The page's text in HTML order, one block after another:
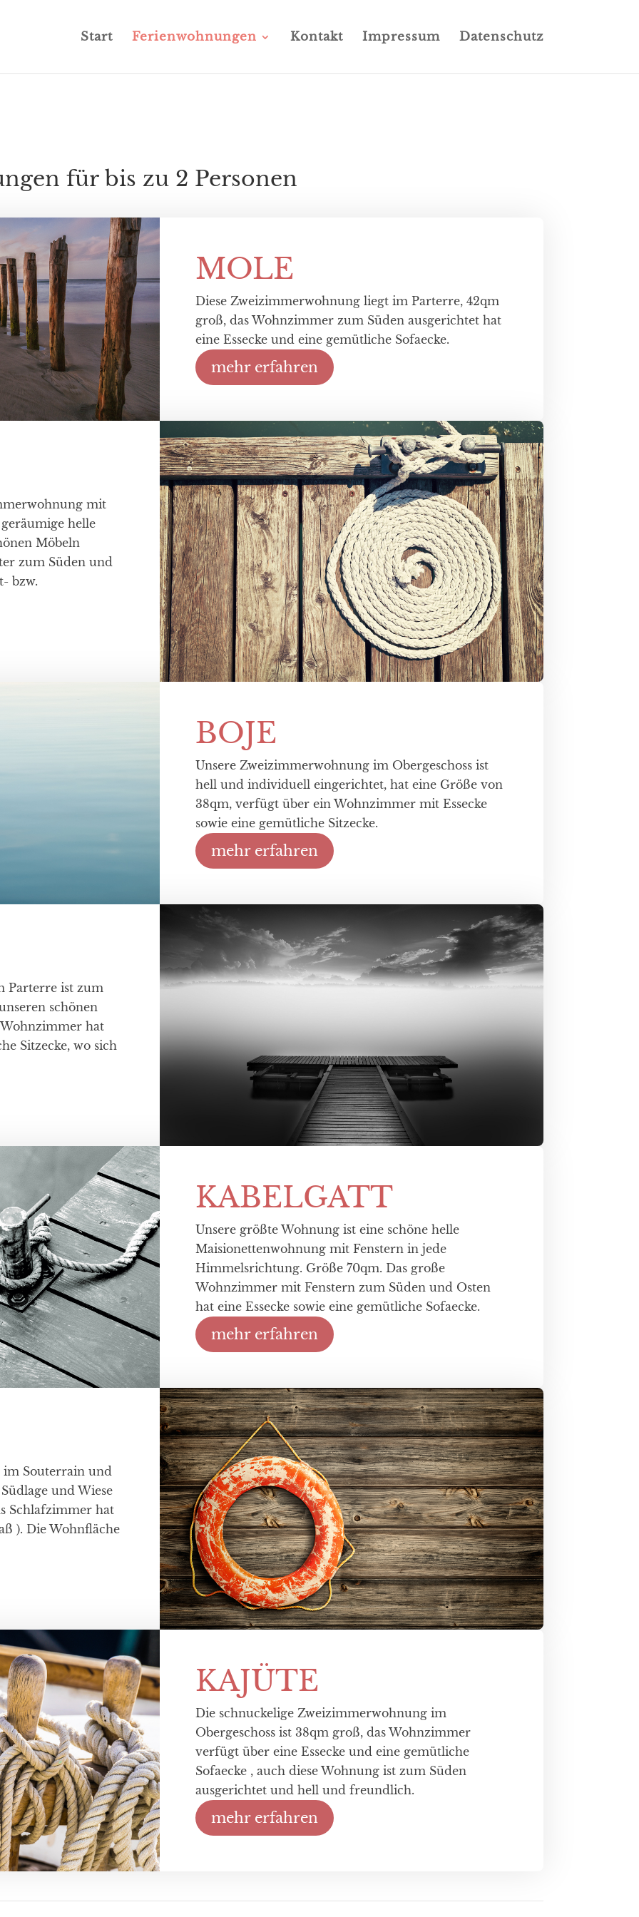
Start Ferienwohnungen Kontakt Impressum Datenschutz
für bis zu 2 Personen
MOLE
Diese Zweizimmerwohnung liegt im Parterre, 42qm
groß, das Wohnzimmer zum Süden ausgerichtet hat
eine Essecke und eine gemütliche Sofaecke.
mehr erfahren
mit
helle
Möbeln
zum Süden und
bzw.
BOJE
Unsere Zweizimmerwohnung im Obergeschoss ist
hell und individuell eingerichtet, hat eine Größe von
38qm, verfügt über ein Wohnzimmer mit Essecke
sowie eine gemütliche Sitzecke.
mehr erfahren
Parterre ist zum
schönen
hat
Sitzecke, wo sich
KABELGATT
Unsere größte Wohnung ist eine schöne helle
Maisionettenwohnung mit Fenstern in jede
Himmelsrichtung. Größe 70qm. Das große
Wohnzimmer mit Fenstern zum Süden und Osten
hat eine Essecke sowie eine gemütliche Sofaecke.
mehr erfahren
im Souterrain und
und Wiese
Schlafzimmer hat
). Die Wohnfläche
KAJÜTE
Die schnuckelige Zweizimmerwohnung im
Obergeschoss ist 38qm groß, das Wohnzimmer
verfügt über eine Essecke und eine gemütliche
Sofaecke , auch diese Wohnung ist zum Süden
ausgerichtet und hell und freundlich.
mehr erfahren